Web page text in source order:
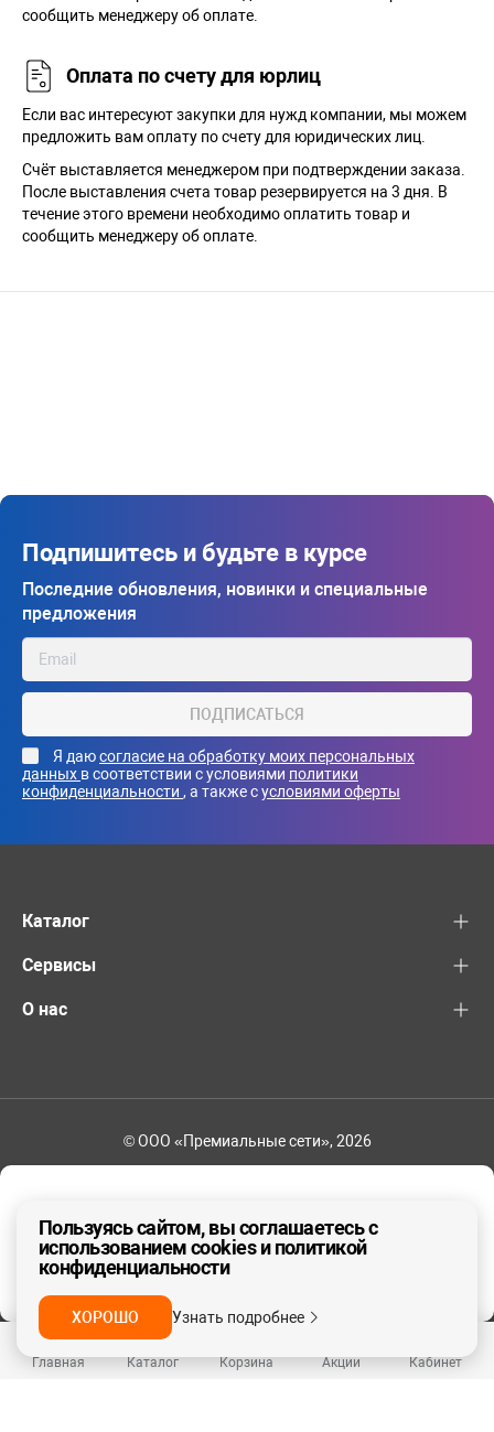
Главная Каталог Корзина Акции Кабинет
ДА, ВЕРНО
сообщить менеджеру об оплате.
Оплата по счету для юрлиц
Если вас интересуют закупки для нужд компании, мы можем
предложить вам оплату по счету для юридических лиц.
Счёт выставляется менеджером при подтверждении заказа.
После выставления счета товар резервируется на 3 дня. В
течение этого времени необходимо оплатить товар и
сообщить менеджеру об оплате.
Подпишитесь и будьте в курсе
Последние обновления, новинки и специальные
предложения
ПОДПИСАТЬСЯ
Я даюсогласие на обработку моих персональных
данных в соответствии с условиями политики
конфиденциальности , а также сусловиями оферты
Каталог
Сервисы
О нас
© ООО «Премиальные сети», 2026
Пользуясь сайтом, вы соглашаетесь с
использованием cookies и политикой
конфиденциальности
ХОРОШО Узнать подробнее